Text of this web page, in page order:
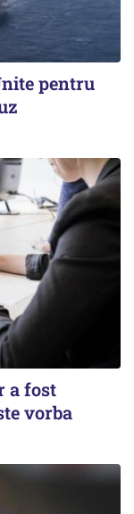
pentru
a fost
vorba